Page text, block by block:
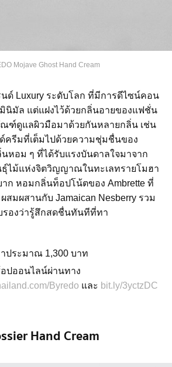
Mojave Ghost Hand Cream
นด์ Luxury ระดับโลก ที่มีการดีไซน์คอน
นิมัล แต่แฝงไว้ด้วยกลิ่นอายของแฟชั่น
ฑ์ดูแลผิวมือมาด้วยกันหลายกลิ่น เช่น
ด์ครีมที่เต็มไปด้วยความชุ่มชื่นของ
นหอม ๆ ที่ได้รับแรงบันดาลใจมาจาก
ไม้แห่งจิตวิญญาณในทะเลทรายโมฮา
ก หอมกลิ่นท็อปโน้ตของ Ambrette ที่
สมผสานกับ Jamaican Nesberry รวม
รองว่ารู้สึกสดชื่นทันทีที่ทา
ประมาณ 1,300 บาท
ปออนไลน์ผ่านทาง
Byredo และ bit.ly/3yctzDC
Hand Cream